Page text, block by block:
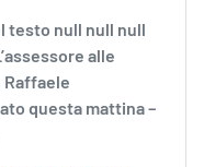
testo null null null
alle
Raffaele
questa mattina –